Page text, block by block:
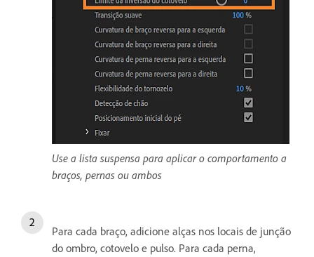
Use a lista suspensa para aplicar o comportamento a
braços, pernas ou ambos
Para cada braço, adicione alças nos locais de junção
do ombro, cotovelo e pulso. Para cada perna,